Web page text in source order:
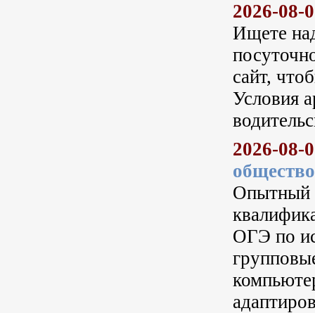
2026-08-
Ищете
сайт,
Условия
2026-08-
Опытный
ОГЭ по